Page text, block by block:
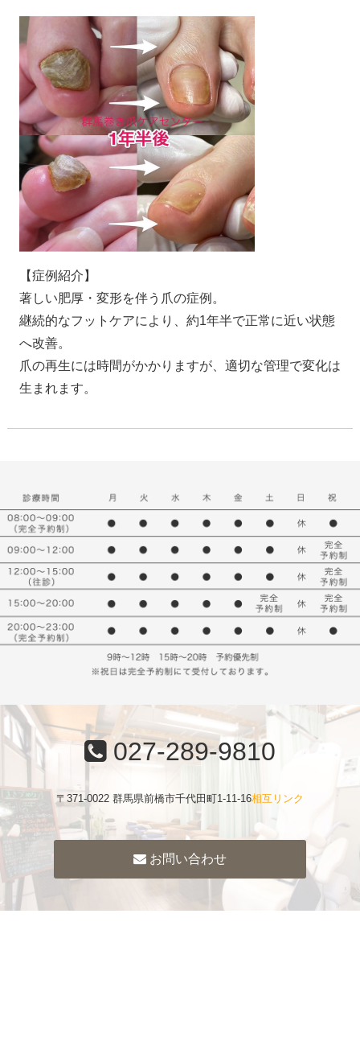
【症例紹介】
著しい肥厚・変形を伴う爪の症例。
継続的なフットケアにより、約1年半で正常に近い状態
へ改善。
爪の再生には時間がかかりますが、適切な管理で変化は
生まれます。
027-289-9810
〒371-0022 群馬県前橋市千代田町1-11-16相互リンク
お問い合わせ